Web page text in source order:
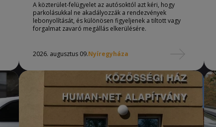
A közterület-felügyelet az autósoktól azt kéri, hogy
parkolásukkal ne akadályozzák a rendezvények
lebonyolítását, és különösen figyeljenek a tiltott vagy
forgalmat zavaró megállás elkerülésére.
2026. augusztus 09.Nyíregyháza